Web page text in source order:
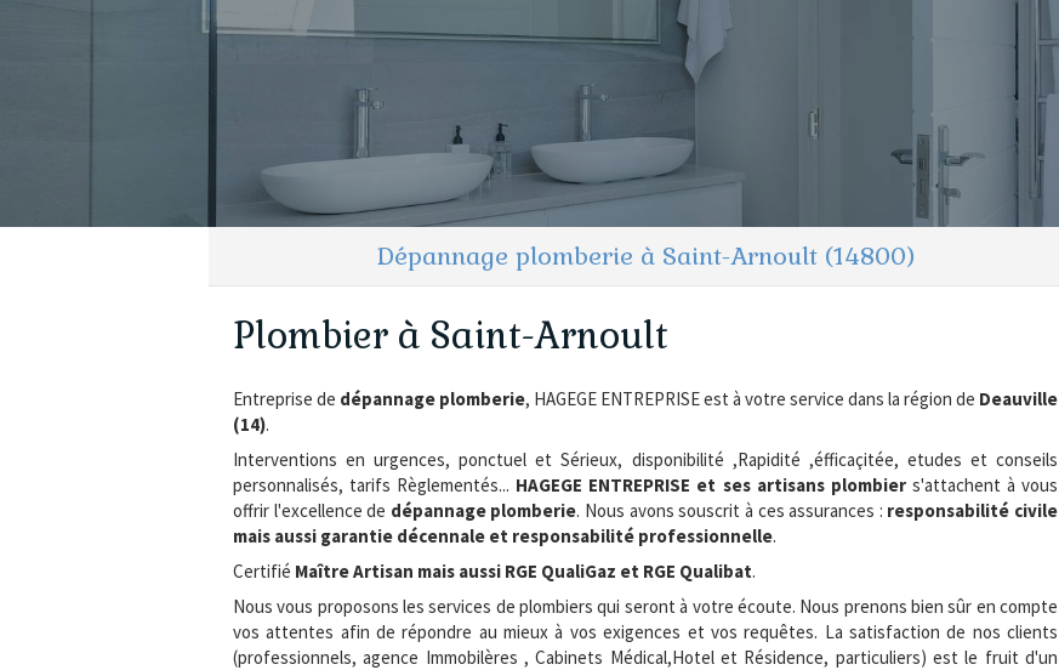
Dépannage plomberie à Saint-Arnoult (14800)
Plombier à Saint-Arnoult
Entreprise de dépannage plomberie, HAGEGE ENTREPRISE est à votre service dans la région de Deauville
(14).
Interventions en urgences, ponctuel et Sérieux, disponibilité ,Rapidité ,éfficaçitée, etudes et conseils
personnalisés, tarifs Règlementés... HAGEGE ENTREPRISE et ses artisans plombiers'attachent à vous
offrir l'excellence de dépannage plomberie. Nous avons souscrit à ces assurances : responsabilité civile
mais aussi garantie décennale et responsabilité professionnelle.
Certifié Maître Artisan mais aussi RGE QualiGaz et RGE Qualibat.
Nous vous proposons les services de plombiers qui seront à votre écoute. Nous prenons bien sûr en compte
vos attentes afin de répondre au mieux à vos exigences et vos requêtes. La satisfaction de nos clients
(professionnels, agence Immobilères , Cabinets Médical,Hotel et Résidence, particuliers) est le fruit d'un